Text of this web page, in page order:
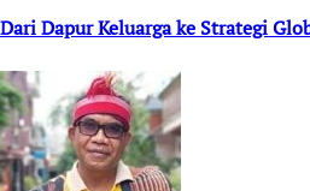
Dari Dapur Keluarga ke Strategi